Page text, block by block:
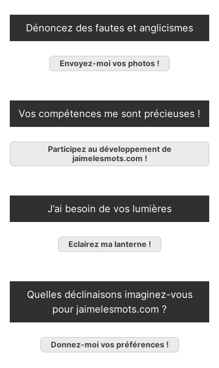
Dénoncez des fautes et anglicismes
Envoyez-moi vos photos !
Vos compétences me sont précieuses !
Participez au développement de
jaimelesmots.com !
J’ai besoin de vos lumières
Eclairez ma lanterne !
Quelles déclinaisons imaginez-vous
pour jaimelesmots.com ?
Donnez-moi vos préférences !